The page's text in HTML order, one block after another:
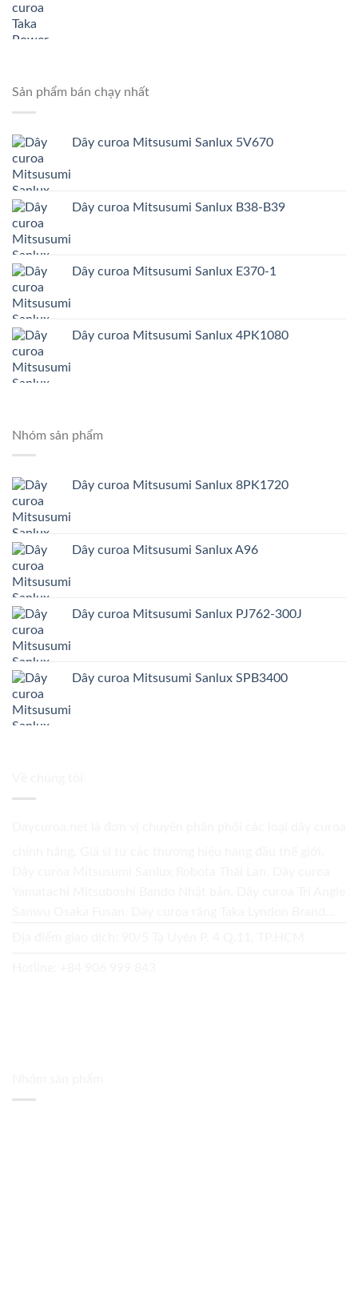
Sản phẩm bán chạy nhất
Dây curoa Mitsusumi Sanlux 5V670
Dây curoa Mitsusumi Sanlux B38-B39
Dây curoa Mitsusumi Sanlux E370-1
Dây curoa Mitsusumi Sanlux 4PK1080
Nhóm sản phẩm
Dây curoa Mitsusumi Sanlux 8PK1720
Dây curoa Mitsusumi Sanlux A96
Dây curoa Mitsusumi Sanlux PJ762-300J
Dây curoa Mitsusumi Sanlux SPB3400